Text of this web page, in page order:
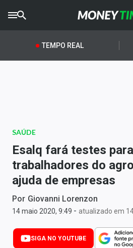
CRYPTOTIMES
AGROTIMES
Newsletters
Money Trader
Anuncie
Últimas Notícias
Newsletters
TEMPO REAL
SAÚDE
Esalq fará testes
trabalhadores do
ajuda de empresas
Por Giovanni Lorenzon
14 maio 2020, 9:49 - atualizado em
SIGA NO YOUTUBE